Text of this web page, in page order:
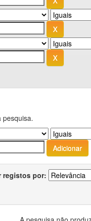
pesquisa.
registos por: